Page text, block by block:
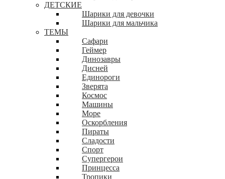
ДЕТСКИЕ
Шарики для девочки
Шарики для мальчика
ТЕМЫ
Сафари
Геймер
Динозавры
Дисней
Единороги
Зверята
Космос
Машины
Море
Оскорбления
Пираты
Сладости
Спорт
Супергерои
Принцесса
Тропики